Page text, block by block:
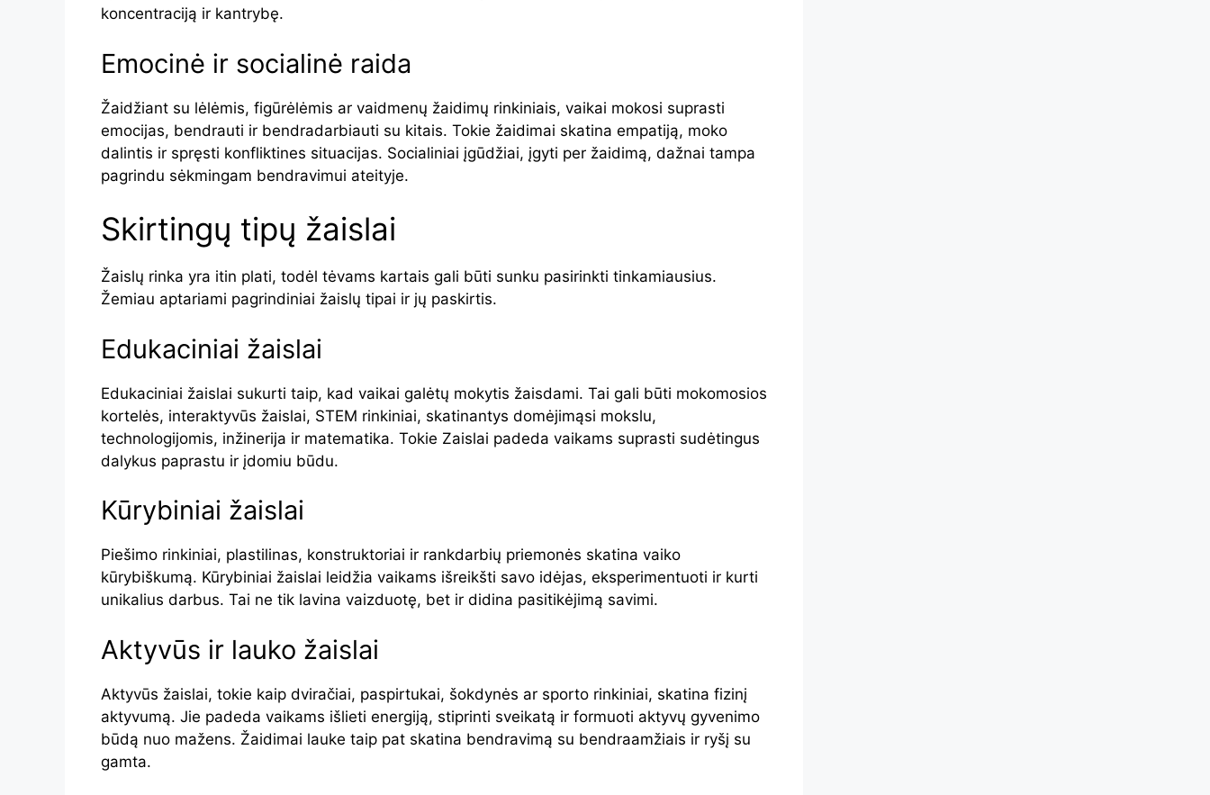
koncentraciją ir kantrybę.
Emocinė ir socialinė raida
Žaidžiant su lėlėmis, figūrėlėmis ar vaidmenų žaidimų rinkiniais, vaikai mokosi suprasti
emocijas, bendrauti ir bendradarbiauti su kitais. Tokie žaidimai skatina empatiją, moko
dalintis ir spręsti konfliktines situacijas. Socialiniai įgūdžiai, įgyti per žaidimą, dažnai tampa
pagrindu sėkmingam bendravimui ateityje.
Skirtingų tipų žaislai
Žaislų rinka yra itin plati, todėl tėvams kartais gali būti sunku pasirinkti tinkamiausius.
Žemiau aptariami pagrindiniai žaislų tipai ir jų paskirtis.
Edukaciniai žaislai
Edukaciniai žaislai sukurti taip, kad vaikai galėtų mokytis žaisdami. Tai gali būti mokomosios
kortelės, interaktyvūs žaislai, STEM rinkiniai, skatinantys domėjimąsi mokslu,
technologijomis, inžinerija ir matematika. Tokie Zaislai padeda vaikams suprasti sudėtingus
dalykus paprastu ir įdomiu būdu.
Kūrybiniai žaislai
Piešimo rinkiniai, plastilinas, konstruktoriai ir rankdarbių priemonės skatina vaiko
kūrybiškumą. Kūrybiniai žaislai leidžia vaikams išreikšti savo idėjas, eksperimentuoti ir kurti
unikalius darbus. Tai ne tik lavina vaizduotę, bet ir didina pasitikėjimą savimi.
Aktyvūs ir lauko žaislai
Aktyvūs žaislai, tokie kaip dviračiai, paspirtukai, šokdynės ar sporto rinkiniai, skatina fizinį
aktyvumą. Jie padeda vaikams išlieti energiją, stiprinti sveikatą ir formuoti aktyvų gyvenimo
būdą nuo mažens. Žaidimai lauke taip pat skatina bendravimą su bendraamžiais ir ryšį su
gamta.